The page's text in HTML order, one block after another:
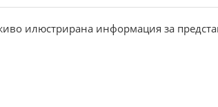
илюстрирана информация за